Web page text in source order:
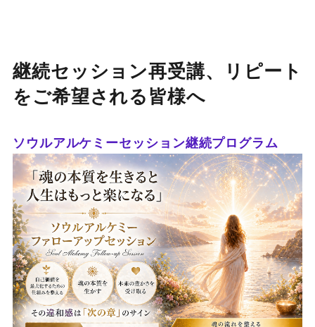
継続セッション再受講、リピート
をご希望される皆様へ
ソウルアルケミーセッション継続プログラム